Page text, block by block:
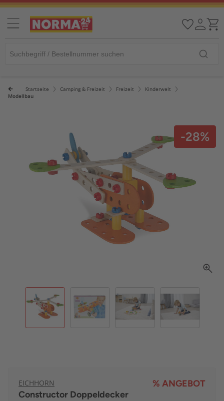
Startseite Camping & Freizeit Freizeit
Kinderwelt
Modellbau
-28%
EICHHORN
% ANGEBOT
Constructor Doppeldecker